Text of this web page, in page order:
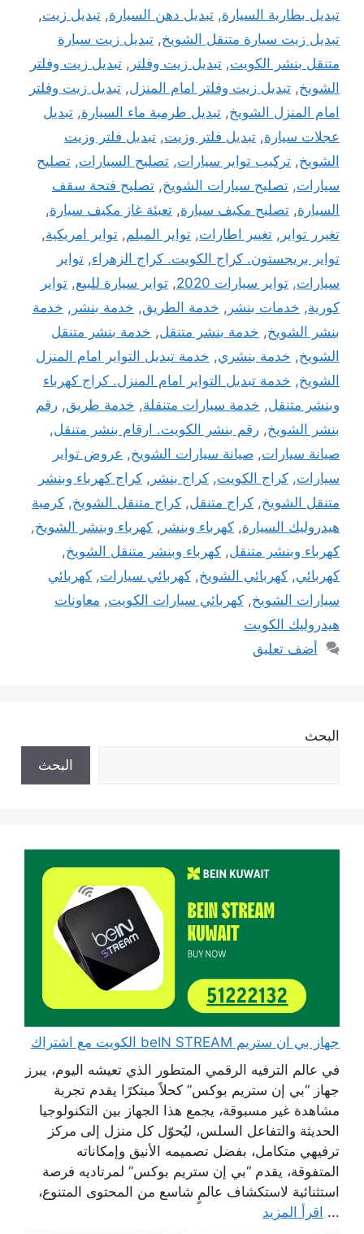
تبديل بطارية السيارة, تبديل دهن السيارة, تبديل زيت,
تبديل زيت سيارة متنقل الشويخ, تبديل زيت سيارة
متنقل بنشر الكويت, تبديل زيت وفلتر , تبديل زيت وفلتر
الشويخ, تبديل زيت وفلتر امام المنزل, تبديل زيت وفلتر
امام المنزل الشويخ, تبديل طرمبة ماء السيارة, تبديل
عجلات سيارة, تبديل فلتر وزيت, تبديل فلتر وزيت
الشويخ, تركيب تواير سيارات, تصليح السيارات, تصليح
سيارات, تصليح سيارات الشويخ, تصليح فتحة سقف
السيارة, تصليح مكيف سيارة, تعبئة غاز مكيف سيارة,
تغيرر تواير , تغيير اطارات, تواير الميلم, تواير امريكية,
تواير بريجستون. كراج الكويت. كراج الزهراء, تواير
سيارات, تواير سيارات 2020 , تواير سيارة للبيع, تواير
كورية, خدمات بنشر , خدمة الطريق, خدمة بنشر , خدمة
بنشر الشويخ, خدمة بنشر متنقل, خدمة بنشر متنقل
الشويخ, خدمة بنشري, خدمة تبديل التواير امام المنزل
الشويخ, خدمة تبديل التواير امام المنزل. كراج كهرباء
وبنشر متنقل, خدمة سيارات متنقلة, خدمة طريق, رقم
بنشر الشويخ, رقم بنشر الكويت. ارقام بنشر متنقل,
صيانة سيارات, صيانة سيارات الشويخ, عروض تواير
سيارات, كراج الكويت, كراج بنشر , كراج كهرباء وبنشر
متنقل الشويخ, كراج متنقل, كراج متنقل الشويخ, كرمبة
هيدروليك السيارة, كهرباء وبنشر , كهرباء وبنشر الشويخ,
كهرباء وبنشر متنقل, كهرباء وبنشر متنقل الشويخ,
كهربائي, كهربائي الشويخ, كهربائي سيارات, كهربائي
سيارات الشويخ, كهربائي سيارات الكويت, معاونات
هيدروليك الكويت
أضف تعليق
البحث
البحث
جهاز بي ان ستريم beIN STREAM الكويت مع اشتراك
في عالم الترفيه الرقمي المتطور الذي تعيشه اليوم، يبرز
جهاز “بي إن ستريم بوكس” كحلاً مبتكرًا يقدم تجربة
مشاهدة غير مسبوقة، يجمع هذا الجهاز بين التكنولوجيا
الحديثة والتفاعل السلس، ليُحوّل كل منزل إلى مركز
ترفيهي متكامل، بفضل تصميمه الأنيق وإمكاناته
المتفوقة، يقدم “بي إن ستريم بوكس” لمرتاديه فرصة
استثنائية لاستكشاف عالمٍ شاسع من المحتوى المتنوع،
... اقرأ المزيد